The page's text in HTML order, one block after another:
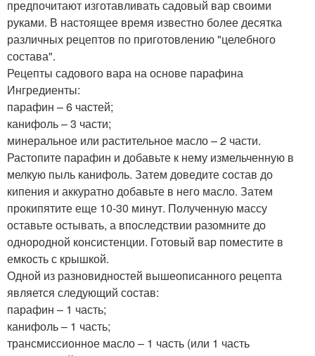
предпочитают изготавливать садовый вар своими
руками. В настоящее время известно более десятка
различных рецептов по приготовлению "целебного
состава".
Рецепты садового вара на основе парафина
Ингредиенты:
парафин – 6 частей;
канифоль – 3 части;
минеральное или растительное масло – 2 части.
Растопите парафин и добавьте к нему измельченную в
мелкую пыль канифоль. Затем доведите состав до
кипения и аккуратно добавьте в него масло. Затем
прокипятите еще 10-30 минут. Полученную массу
оставьте остывать, а впоследствии разомните до
однородной консистенции. Готовый вар поместите в
емкость с крышкой.
Одной из разновидностей вышеописанного рецепта
является следующий состав:
парафин – 1 часть;
канифоль – 1 часть;
трансмиссионное масло – 1 часть (или 1 часть